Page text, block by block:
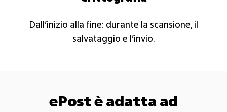
Dall’inizio alla fine: durante la scansione, il
salvataggio e l’invio.
ePost è adatta ad